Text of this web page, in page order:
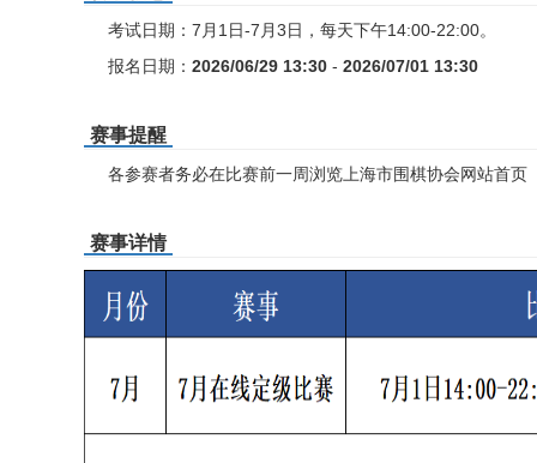
考试日期：7月1日-7月3日，每天下午14:00-22:00。
报名日期： 2026/06/29 13:30 - 2026/07/01 13:30
赛事提醒
各参赛者务必在比赛前一周浏览上海市围棋协会网站首
赛事详情